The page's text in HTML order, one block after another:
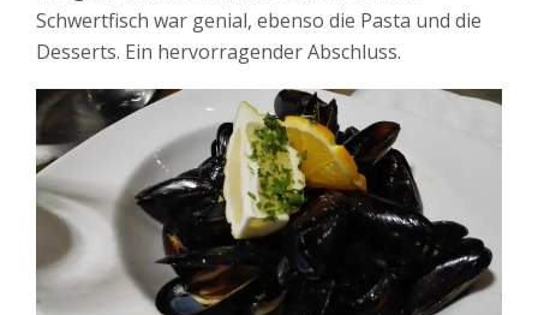
Schwertfisch war genial, ebenso die Pasta und die
Desserts. Ein hervorragender Abschluss.